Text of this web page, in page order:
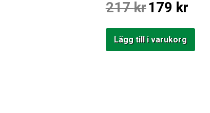
217kr Det
ursprungliga
var:
217 kr.
179 kr
är:
Lägg till i varukorg